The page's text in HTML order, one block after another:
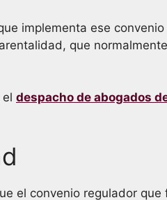
implementa ese
que
despacho de abogados
el convenio regulador